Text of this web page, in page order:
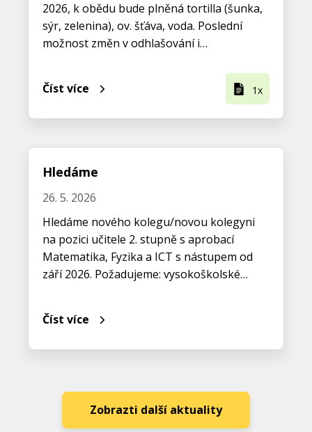
2026, k obědu bude plněná tortilla (šunka,
sýr, zelenina), ov. šťáva, voda. Poslední
možnost změn v odhlašování i…
Číst více 1x
Hledáme
26. 5. 2026
Hledáme nového kolegu/novou kolegyni
na pozici učitele 2. stupně s aprobací
Matematika, Fyzika a ICT s nástupem od
září 2026. Požadujeme: vysokoškolské…
Číst více
Zobrazti další aktuality